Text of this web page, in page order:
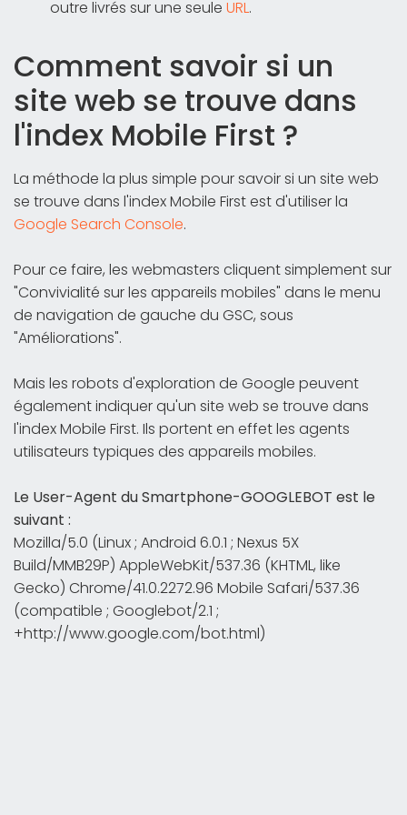
outre livrés sur une seule URL.
Comment savoir si un
site web se trouve dans
l'index Mobile First ?
La méthode la plus simple pour savoir si un site web
se trouve dans l'index Mobile First est d'utiliser la
Google Search Console.
Pour ce faire, les webmasters cliquent simplement sur
"Convivialité sur les appareils mobiles" dans le menu
de navigation de gauche du GSC, sous
"Améliorations".
Mais les robots d'exploration de Google peuvent
également indiquer qu'un site web se trouve dans
l'index Mobile First. Ils portent en effet les agents
utilisateurs typiques des appareils mobiles.
Le User-Agent du Smartphone-GOOGLEBOT est le
suivant :
Mozilla/5.0 (Linux ; Android 6.0.1 ; Nexus 5X
Build/MMB29P) AppleWebKit/537.36 (KHTML, like
Gecko) Chrome/41.0.2272.96 Mobile Safari/537.36
(compatible ; Googlebot/2.1 ;
+http://www.google.com/bot.html)